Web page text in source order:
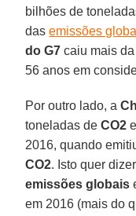
bilhões de
dasemissões
do G7 caiu mais
56 anos em
Por outro lado, a
toneladas deCO2
2016, quando
CO2. Isto quer
emissões globais
em 2016 (mais do